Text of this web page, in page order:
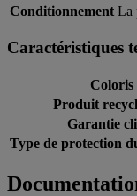
Conditionnement La
Caractéristiques
Coloris
Produit
Garantie
Type de protection